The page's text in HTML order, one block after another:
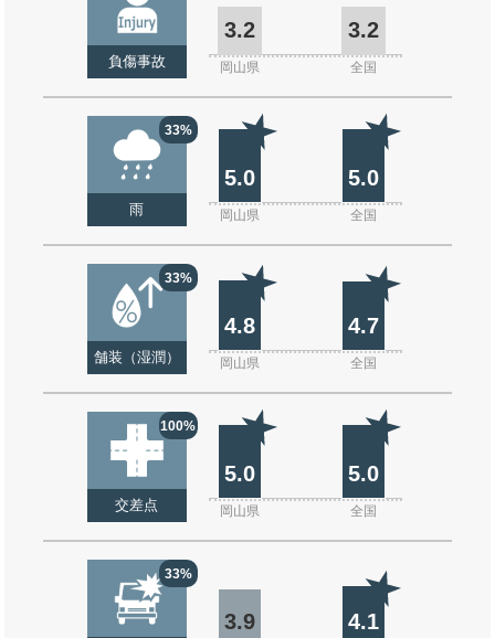
負傷事故
3.2 3.2
岡山県 全国
33%
雨
5.0 5.0
岡山県 全国
33%
舗装（湿潤）
4.8 4.7
岡山県 全国
100%
交差点
5.0 5.0
岡山県 全国
33%
3.9 4.1